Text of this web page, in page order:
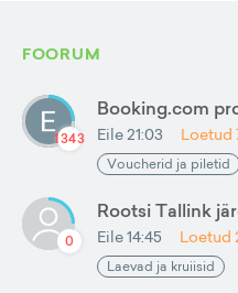
FOORUM
1343
Booking.com
Eile 21:03 Loetud
Voucherid ja piletid
0
Rootsi Tallink
Eile 14:45 Loetud
Laevad ja kruiisid